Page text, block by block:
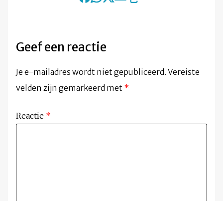
Geef een reactie
Je e-mailadres wordt niet gepubliceerd. Vereiste
velden zijn gemarkeerd met *
Reactie *